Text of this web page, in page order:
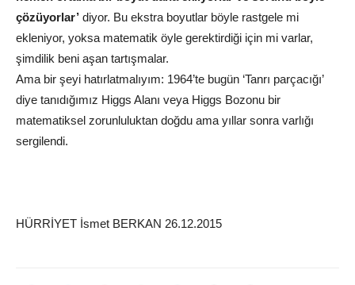
çözüyorlar’ diyor. Bu ekstra boyutlar böyle rastgele mi
ekleniyor, yoksa matematik öyle gerektirdiği için mi varlar,
şimdilik beni aşan tartışmalar.
Ama bir şeyi hatırlatmalıyım: 1964’te bugün ‘Tanrı parçacığı’
diye tanıdığımız Higgs Alanı veya Higgs Bozonu bir
matematiksel zorunluluktan doğdu ama yıllar sonra varlığı
sergilendi.
HÜRRİYET İsmet BERKAN 26.12.2015